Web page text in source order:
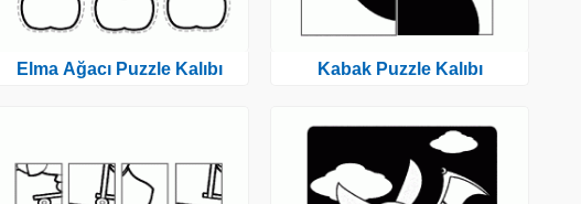
Elma Ağacı Puzzle Kalıbı Kabak Puzzle Kalıbı